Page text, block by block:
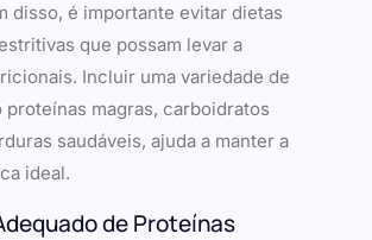
disso, é importante evitar dietas
que possam levar a
Incluir uma variedade de
magras, carboidratos
saudáveis, ajuda a manter a
ideal.
de Proteínas